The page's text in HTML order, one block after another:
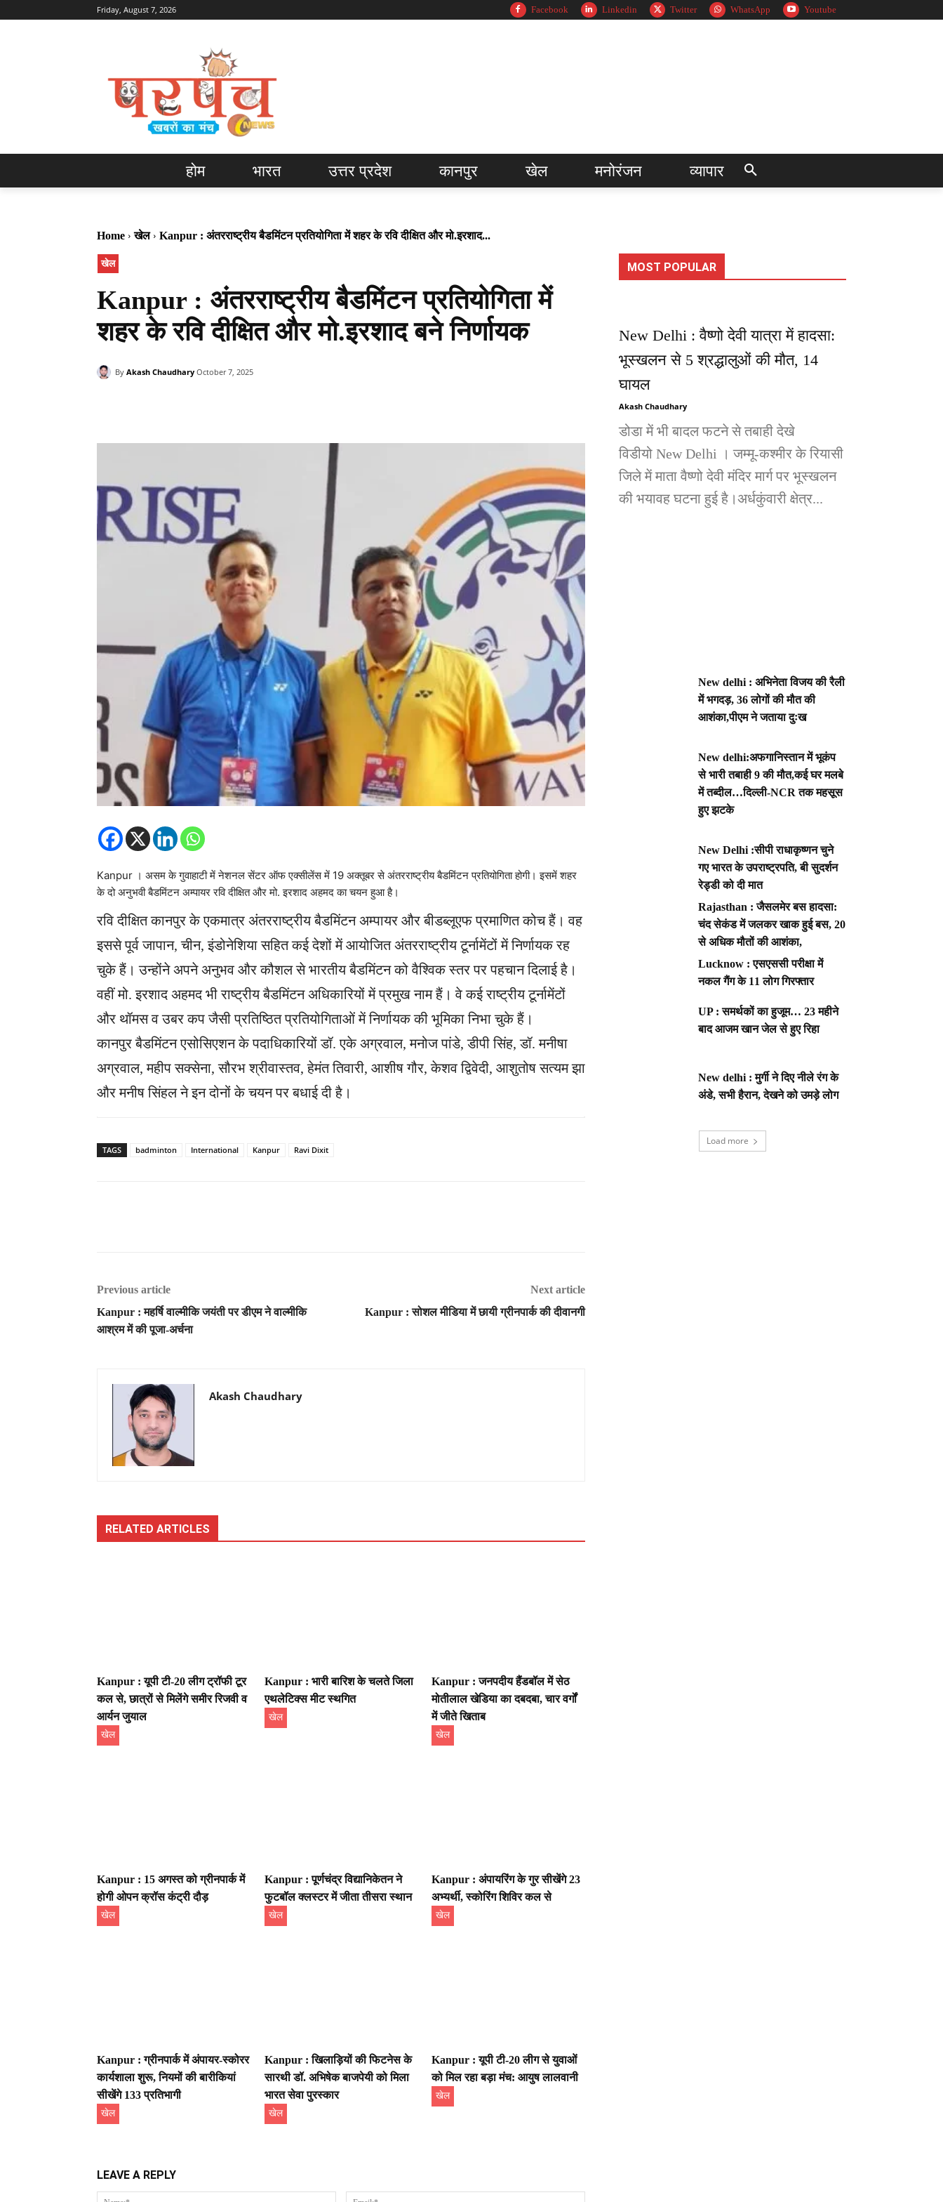
Friday, August 7, 2026 Facebook Linkedin Twitter WhatsApp Youtube
होम भारत उत्तर प्रदेश कानपुर खेल मनोरंजन व्यापार
Home खेल Kanpur : अंतरराष्ट्रीय बैडमिंटन प्रतियोगिता में शहर के रवि दीक्षित और मो.इरशाद...
खेल
Kanpur : अंतरराष्ट्रीय बैडमिंटन प्रतियोगिता में
शहर के रवि दीक्षित और मो.इरशाद बने निर्णायक
By Akash Chaudhary October 7, 2025
Kanpur । असम के गुवाहाटी में नेशनल सेंटर ऑफ एक्सीलेंस में 19 अक्तूबर से अंतरराष्ट्रीय बैडमिंटन प्रतियोगिता होगी। इसमें शहर
के दो अनुभवी बैडमिंटन अम्पायर रवि दीक्षित और मो. इरशाद अहमद का चयन हुआ है।
रवि दीक्षित कानपुर के एकमात्र अंतरराष्ट्रीय बैडमिंटन अम्पायर और बीडब्लूएफ प्रमाणित कोच हैं। वह
इससे पूर्व जापान, चीन, इंडोनेशिया सहित कई देशों में आयोजित अंतरराष्ट्रीय टूर्नामेंटों में निर्णायक रह
चुके हैं। उन्होंने अपने अनुभव और कौशल से भारतीय बैडमिंटन को वैश्विक स्तर पर पहचान दिलाई है।
वहीं मो. इरशाद अहमद भी राष्ट्रीय बैडमिंटन अधिकारियों में प्रमुख नाम हैं। वे कई राष्ट्रीय टूर्नामेंटों
और थॉमस व उबर कप जैसी प्रतिष्ठित प्रतियोगिताओं में निर्णायक की भूमिका निभा चुके हैं।
कानपुर बैडमिंटन एसोसिएशन के पदाधिकारियों डॉ. एके अग्रवाल, मनोज पांडे, डीपी सिंह, डॉ. मनीषा
अग्रवाल, महीप सक्सेना, सौरभ श्रीवास्तव, हेमंत तिवारी, आशीष गौर, केशव द्विवेदी, आशुतोष सत्यम झा
और मनीष सिंहल ने इन दोनों के चयन पर बधाई दी है।
TAGS badminton International Kanpur Ravi Dixit
Previous article
Kanpur : महर्षि वाल्मीकि जयंती पर डीएम ने वाल्मीकि
आश्रम में की पूजा-अर्चना
Next article
Kanpur : सोशल मीडिया में छायी ग्रीनपार्क की दीवानगी
Akash Chaudhary
RELATED ARTICLES
Kanpur : यूपी टी-20 लीग ट्रॉफी टूर
कल से, छात्रों से मिलेंगे समीर रिजवी व
आर्यन जुयाल
खेल
Kanpur : भारी बारिश के चलते जिला
एथलेटिक्स मीट स्थगित
खेल
Kanpur : जनपदीय हैंडबॉल में सेठ
मोतीलाल खेडिया का दबदबा, चार वर्गों
में जीते खिताब
खेल
Kanpur : 15 अगस्त को ग्रीनपार्क में
होगी ओपन क्रॉस कंट्री दौड़
खेल
Kanpur : पूर्णचंद्र विद्यानिकेतन ने
फुटबॉल क्लस्टर में जीता तीसरा स्थान
खेल
Kanpur : अंपायरिंग के गुर सीखेंगे 23
अभ्यर्थी, स्कोरिंग शिविर कल से
खेल
Kanpur : ग्रीनपार्क में अंपायर-स्कोरर
कार्यशाला शुरू, नियमों की बारीकियां
सीखेंगे 133 प्रतिभागी
खेल
Kanpur : खिलाड़ियों की फिटनेस के
सारथी डॉ. अभिषेक बाजपेयी को मिला
भारत सेवा पुरस्कार
खेल
Kanpur : यूपी टी-20 लीग से युवाओं
को मिल रहा बड़ा मंच: आयुष लालवानी
खेल
LEAVE A REPLY
Name:*
MOST POPULAR
New Delhi : वैष्णो देवी यात्रा में हादसा:
भूस्खलन से 5 श्रद्धालुओं की मौत, 14
घायल
Akash Chaudhary
डोडा में भी बादल फटने से तबाही देखे
विडीयो New Delhi । जम्मू-कश्मीर के रियासी
जिले में माता वैष्णो देवी मंदिर मार्ग पर भूस्खलन
की भयावह घटना हुई है।अर्धकुंवारी क्षेत्र...
New delhi : अभिनेता विजय की रैली
में भगदड़, 36 लोगों की मौत की
आशंका,पीएम ने जताया दुःख
New delhi:अफगानिस्तान में भूकंप
से भारी तबाही 9 की मौत,कई घर मलबे
में तब्दील…दिल्ली-NCR तक महसूस
हुए झटके
New Delhi :सीपी राधाकृष्णन चुने
गए भारत के उपराष्ट्रपति, बी सुदर्शन
रेड्डी को दी मात
Rajasthan : जैसलमेर बस हादसा:
चंद सेकंड में जलकर खाक हुई बस, 20
से अधिक मौतों की आशंका,
Lucknow : एसएससी परीक्षा में
नकल गैंग के 11 लोग गिरफ्तार
UP : समर्थकों का हुजूम… 23 महीने
बाद आजम खान जेल से हुए रिहा
New delhi : मुर्गी ने दिए नीले रंग के
अंडे, सभी हैरान, देखने को उमड़े लोग
Load more